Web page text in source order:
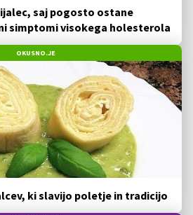
saj pogosto ostane
simptomi visokega holesterola
OKUSNO.JE
ki slavijo poletje in tradicijo